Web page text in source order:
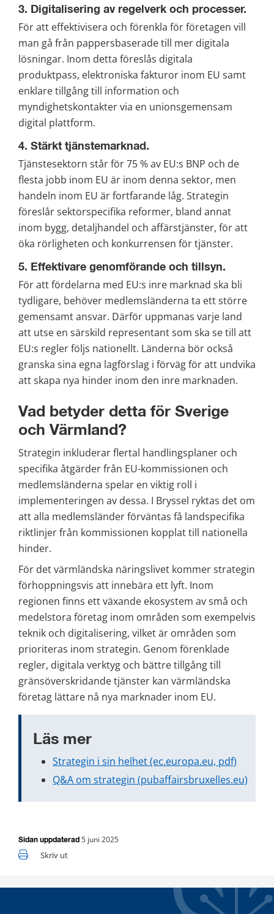
3. Digitalisering av regelverk och processer.
För att effektivisera och förenkla för företagen vill
man gå från pappersbaserade till mer digitala
lösningar. Inom detta föreslås digitala
produktpass, elektroniska fakturor inom EU samt
enklare tillgång till information och
myndighetskontakter via en unionsgemensam
digital plattform.
4. Stärkt tjänstemarknad.
Tjänstesektorn står för 75 % av EU:s BNP och de
flesta jobb inom EU är inom denna sektor, men
handeln inom EU är fortfarande låg. Strategin
föreslår sektorspecifika reformer, bland annat
inom bygg, detaljhandel och affärstjänster, för att
öka rörligheten och konkurrensen för tjänster.
5. Effektivare genomförande och tillsyn.
För att fördelarna med EU:s inre marknad ska bli
tydligare, behöver medlemsländerna ta ett större
gemensamt ansvar. Därför uppmanas varje land
att utse en särskild representant som ska se till att
EU:s regler följs nationellt. Länderna bör också
granska sina egna lagförslag i förväg för att undvika
att skapa nya hinder inom den inre marknaden.
Vad betyder detta för Sverige
och Värmland?
Strategin inkluderar flertal handlingsplaner och
specifika åtgärder från EU-kommissionen och
medlemsländerna spelar en viktig roll i
implementeringen av dessa. I Bryssel ryktas det om
att alla medlemsländer förväntas få landspecifika
riktlinjer från kommissionen kopplat till nationella
hinder.
För det värmländska näringslivet kommer strategin
förhoppningsvis att innebära ett lyft. Inom
regionen finns ett växande ekosystem av små och
medelstora företag inom områden som exempelvis
teknik och digitalisering, vilket är områden som
prioriteras inom strategin. Genom förenklade
regler, digitala verktyg och bättre tillgång till
gränsöverskridande tjänster kan värmländska
företag lättare nå nya marknader inom EU.
Läs mer
Strategin i sin helhet (ec.europa.eu, pdf)
Q&A om strategin (pubaffairsbruxelles.eu)
Sidan uppdaterad 5 juni 2025
Skriv ut